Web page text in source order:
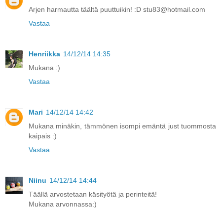
Arjen harmautta täältä puuttuikin! :D stu83@hotmail.com
Vastaa
Henriikka 14/12/14 14:35
Mukana :)
Vastaa
Mari 14/12/14 14:42
Mukana minäkin, tämmönen isompi emäntä just tuommosta
kaipais :)
Vastaa
Niinu 14/12/14 14:44
Täällä arvostetaan käsityötä ja perinteitä!
Mukana arvonnassa:)